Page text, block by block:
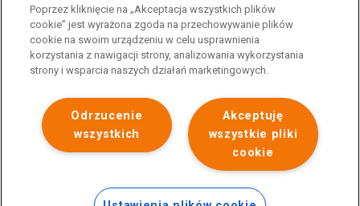
Przedsiębiorca uzyskał pomoc w ramach programu rządowego pod nazwą
„Pomoc dla przemysłu energochłonnego związana z cenami gazu ziemnego i
energii elektrycznej w 2023 r.”. Przedsiębiorca uzyskał pomoc w ramach
programu rządowego pod nazwą: „Pomoc dla sektorów energochłonnych
związana z nagłymi wzrostami cen gazu ziemnego i energii elektrycznej w
Poprzez kliknięcie na „Akceptacja wszystkich plików
cookie” jest wyrażona zgoda na przechowywanie plików
cookie na swoim urządzeniu w celu usprawnienia
korzystania z nawigacji strony, analizowania wykorzystania
strony i wsparcia naszych działań marketingowych.
Akceptuję
wszystkie pliki
cookie
Odrzucenie
wszystkich